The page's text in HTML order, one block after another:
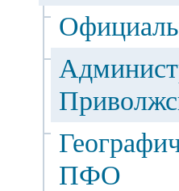
ПФО